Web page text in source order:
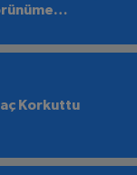
Korkuttu